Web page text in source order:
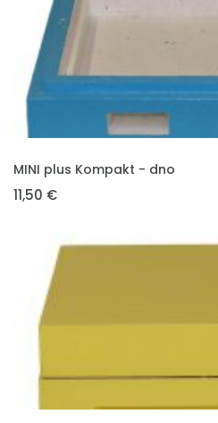
VLOŽIT DO KOŠÍKU
MINI plus Kompakt - dno
11,50 €